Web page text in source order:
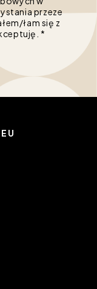
przeze
łam się z
*